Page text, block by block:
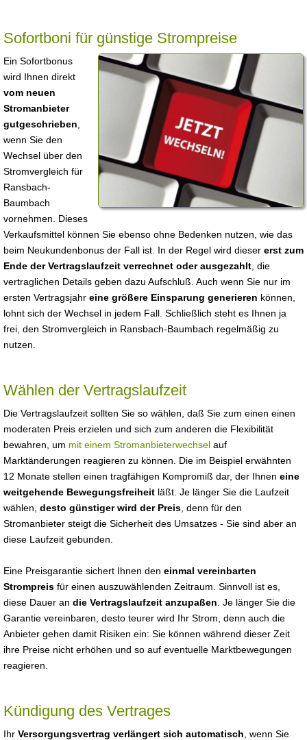
Sofortboni für günstige Strompreise
Ein Sofortbonus
wird Ihnen direkt
vom neuen
Stromanbieter
gutgeschrieben
wenn Sie den
Wechsel über den
Stromvergleich für
Ransbach-
Baumbach
vornehmen. Dieses
Verkaufsmittel können Sie ebenso ohne Bedenken nutzen, wie das
beim Neukundenbonus der Fall ist. In der Regel wird dieser erst zum
Ende der Vertragslaufzeit verrechnet oder ausgezahlt , die
vertraglichen Details geben dazu Aufschluß. Auch wenn Sie nur im
ersten Vertragsjahr eine größere Einsparung generieren können,
lohnt sich der Wechsel in jedem Fall. Schließlich steht es Ihnen ja
frei, den Stromvergleich in Ransbach-Baumbach regelmäßig zu
nutzen.
Wählen der Vertragslaufzeit
Die Vertragslaufzeit sollten Sie so wählen, daß Sie zum einen einen
moderaten Preis erzielen und sich zum anderen die Flexibilität
bewahren, um mit einem Stromanbieterwechsel auf
Marktänderungen reagieren zu können. Die im Beispiel erwähnten
12 Monate stellen einen tragfähigen Kompromiß dar, der Ihnen eine
weitgehende Bewegungsfreiheit läßt. Je länger Sie die Laufzeit
wählen, desto günstiger wird der Preis , denn für den
Stromanbieter steigt die Sicherheit des Umsatzes - Sie sind aber an
diese Laufzeit gebunden.
Eine Preisgarantie sichert Ihnen den einmal vereinbarten
Strompreis für einen auszuwählenden Zeitraum. Sinnvoll ist es,
diese Dauer an die Vertragslaufzeit anzupaßen . Je länger Sie die
Garantie vereinbaren, desto teurer wird Ihr Strom, denn auch die
Anbieter gehen damit Risiken ein: Sie können während dieser Zeit
ihre Preise nicht erhöhen und so auf eventuelle Marktbewegungen
reagieren.
Kündigung des Vertrages
Ihr Versorgungsvertrag verlängert sich automatisch , wenn Sie